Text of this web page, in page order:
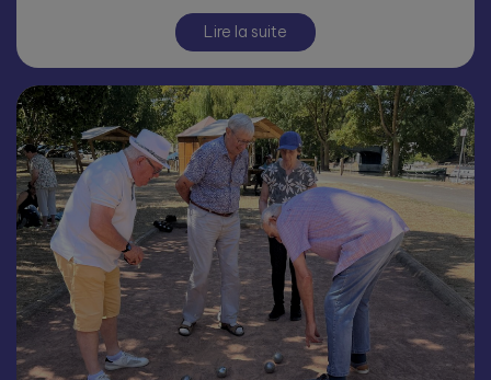
Lire la suite